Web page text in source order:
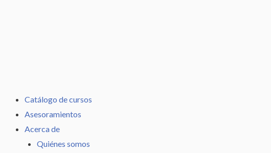
Catálogo de cursos
Asesoramientos
Acerca de
Quiénes somos